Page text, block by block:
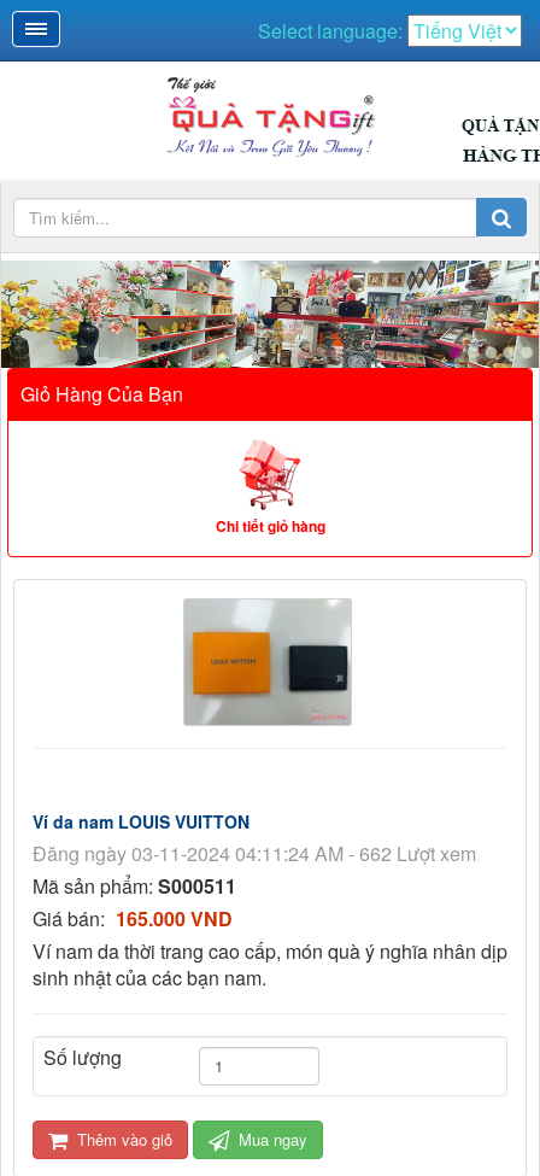
Select language:
Giỏ Hàng Của Bạn
Chi tiết giỏ hàng
Ví da nam LOUIS VUITTON
Đăng ngày 03-11-2024 04:11:24 AM - 662 Lượt xem
Mã sản phẩm: S000511
Giá bán: 165.000 VND
Ví nam da thời trang cao cấp, món quà ý nghĩa nhân dịp
sinh nhật của các bạn nam.
Số lượng
Thêm vào giỏ Mua ngay